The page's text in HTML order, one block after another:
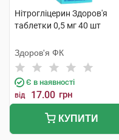
Нітрогліцерин Здоров'я
таблетки 0,5 мг 40 шт
Здоров'я ФК
Є в наявності
від 17.00 грн
КУПИТИ